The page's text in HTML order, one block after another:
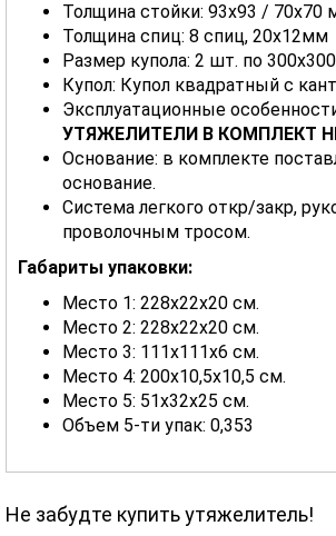
Толщина стойки: 93x93 / 70x70
Толщина спиц: 8 спиц, 20x12мм
Размер купола: 2 шт. по
Купол: Купол квадратный с
Эксплуатационные
УТЯЖЕЛИТЕЛИ В КОМПЛЕКТ
Основание: в комплекте
основание.
Система легкого откр/закр,
проволочным тросом.
Габариты упаковки:
Место 1: 228х22х20 см.
Место 2: 228х22х20 см.
Место 3: 111х111х6 см.
Место 4: 200х10,5х10,5 см.
Место 5: 51х32х25 см.
Объем 5-ти упак: 0,353
Не забудте купить утяжелитель!